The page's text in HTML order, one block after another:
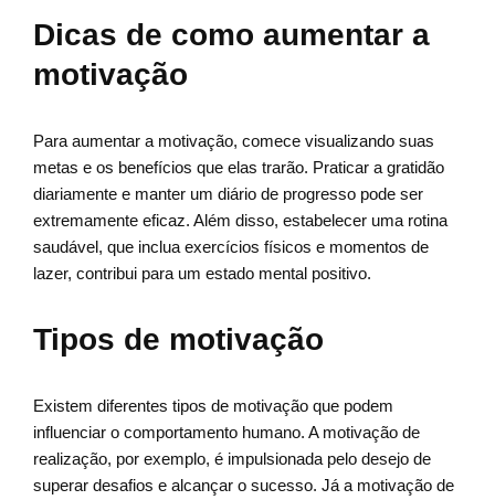
Dicas de como aumentar a
motivação
Para aumentar a motivação, comece visualizando suas
metas e os benefícios que elas trarão. Praticar a gratidão
diariamente e manter um diário de progresso pode ser
extremamente eficaz. Além disso, estabelecer uma rotina
saudável, que inclua exercícios físicos e momentos de
lazer, contribui para um estado mental positivo.
Tipos de motivação
Existem diferentes tipos de motivação que podem
influenciar o comportamento humano. A motivação de
realização, por exemplo, é impulsionada pelo desejo de
superar desafios e alcançar o sucesso. Já a motivação de